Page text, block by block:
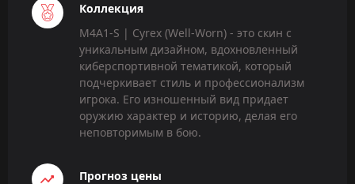
Коллекция
M4A1-S | Cyrex (Well-Worn) - это скин с
уникальным дизайном, вдохновленный
киберспортивной тематикой, который
подчеркивает стиль и профессионализм
игрока. Его изношенный вид придает
оружию характер и историю, делая его
неповторимым в бою.
Прогноз цены